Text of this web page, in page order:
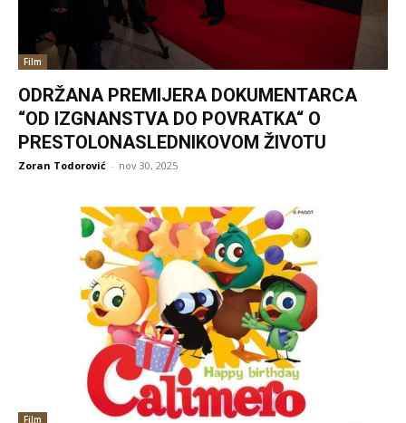
Film
ODRŽANA PREMIJERA DOKUMENTARCA
“OD IZGNANSTVA DO POVRATKA“ O
PRESTOLONASLEDNIKOVOM ŽIVOTU
Zoran Todorović - nov 30, 2025
Film